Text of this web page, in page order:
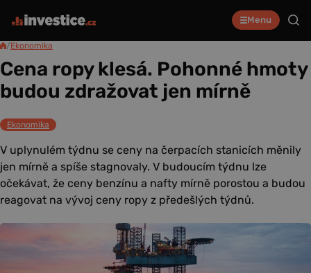
Menu
/Ekonomika
Cena ropy klesá. Pohonné hmoty
budou zdražovat jen mírně
Ekonomika
V uplynulém týdnu se ceny na čerpacích stanicích měnily
jen mírně a spíše stagnovaly. V budoucím týdnu lze
očekávat, že ceny benzínu a nafty mírně porostou a budou
reagovat na vývoj ceny ropy z předešlých týdnů.